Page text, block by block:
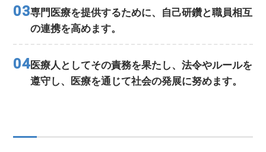
03専門医療を提供するために、自己研鑽と職員相互
の連携を高めます。
04医療人としてその責務を果たし、法令やルールを
遵守し、医療を通じて社会の発展に努めます。